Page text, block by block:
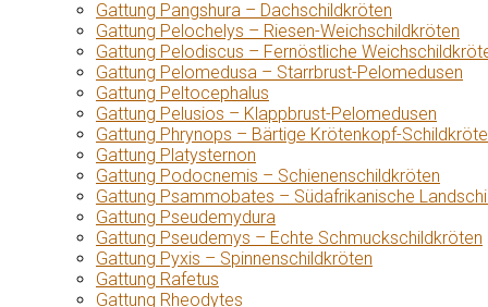
Gattung Pangshura – Dachschildkröten
Gattung Pelochelys – Riesen-Weichschildkröten
Gattung Pelodiscus – Fernöstliche
Gattung Pelomedusa – Starrbrust-Pelomedusen
Gattung Peltocephalus
Gattung Pelusios – Klappbrust-Pelomedusen
Gattung Phrynops – Bärtige Krötenkopf-
Gattung Platysternon
Gattung Podocnemis – Schienenschildkröten
Gattung Psammobates – Südafrikanische
Gattung Pseudemydura
Gattung Pseudemys – Echte Schmuckschildkröten
Gattung Pyxis – Spinnenschildkröten
Gattung Rafetus
Gattung Rheodytes